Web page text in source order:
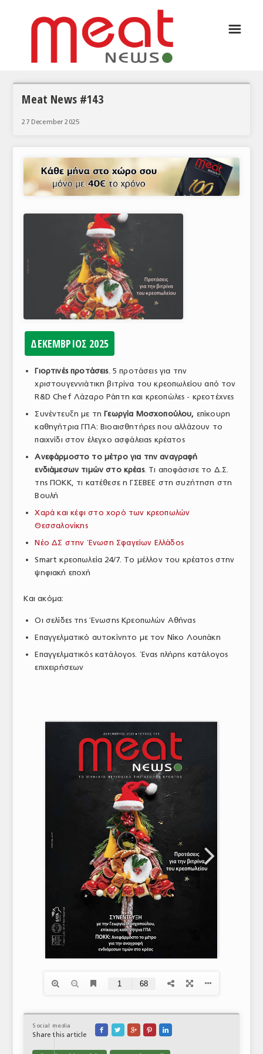
ΑΝΑΛΥΣΕΙΣ
ΚΟΣΜΟΣ
ΕΥΡΩΠΑΪΚΕΣ ΑΠΟΦΑΣΕΙΣ
ΕΜΠΟΡΙΚΟΣ ΚΑΤΑΛΟΓΟΣ
ΠΡΩΤΕΣ ΥΛΕΣ
ΕΞΟΠΛΙΣΜΟΣ
ΕΜΠΟΡΙΚΟΙ ΑΝΤΙΠΡΟΣΩΠΟΙ
ΝΟΜΟΘΕΣΙΑ
ΕΛΛΗΝΙΚΗ ΝΟΜΟΘΕΣΙΑ
ΕΥΡΩΠΑΪΚΗ ΝΟΜΟΘΕΣΙΑ
ΤΟ ΠΕΡΙΟΔΙΚΟ
Profile
☰
Meat News #143
27 December 2025
ΔΕΚΕΜΒΡΙΟΣ 2025
Γιορτινές προτάσεις. 5 προτάσεις για την
χριστουγεννιάτικη βιτρίνα του κρεοπωλείου από τον
R&D Chef Λάζαρο Ράπτη και κρεοπώλες - κρεοτέχνες
Συνέντευξη με τη Γεωργία Μοσχοπούλου, επίκουρη
καθηγήτρια ΓΠΑ: Βιοαισθητήρες που αλλάζουν το
παιχνίδι στον έλεγχο ασφάλειας κρέατος
Ανεφάρμοστο το μέτρο για την αναγραφή
ενδιάμεσων τιμών στο κρέας. Τι αποφάσισε το Δ.Σ.
της ΠΟΚΚ, τι κατέθεσε η ΓΣΕΒΕΕ στη συζήτηση στη
Βουλή
Χαρά και κέφι στο χορό των κρεοπωλών
Θεσσαλονίκης
Νέο ΔΣ στην Ένωση Σφαγείων Ελλάδος
Smart κρεοπωλεία 24/7. Το μέλλον του κρέατος στην
ψηφιακή εποχή
Και ακόμα:
Οι σελίδες της Ένωσης Κρεοπωλών Αθήνας
Επαγγελματικό αυτοκίνητο με τον Νίκο Λουπάκη
Επαγγελματικός κατάλογος. Ένας πλήρης κατάλογος
επιχειρήσεων
Social media
Share this article
    